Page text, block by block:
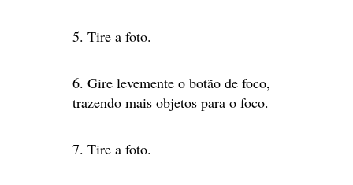
5. Tire a foto.
6. Gire levemente o botão de foco,
trazendo mais objetos para o foco.
7. Tire a foto.